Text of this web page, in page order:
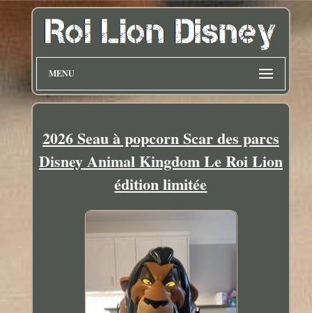
MENU
2026 Seau à popcorn Scar des parcs
Disney Animal Kingdom Le Roi Lion
édition limitée